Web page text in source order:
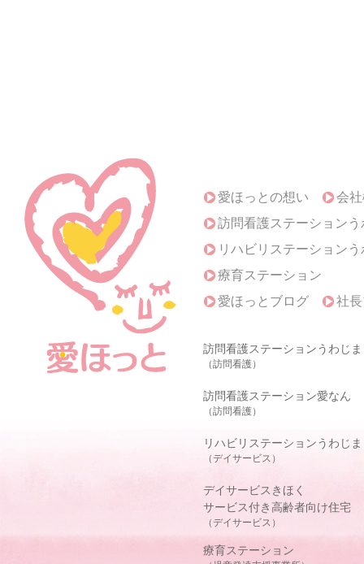
愛ほっとの想い
会
訪問看護ステーションう
リハビリステーション
療育ステーション
愛ほっとブログ
社
訪問看護ステーションうわじま
（訪問看護）
訪問看護ステーション愛なん
（訪問看護）
リハビリステーションうわじま
（デイサービス）
デイサービスきほく
サービス付き高齢者向け住宅
（デイサービス）
療育ステーション